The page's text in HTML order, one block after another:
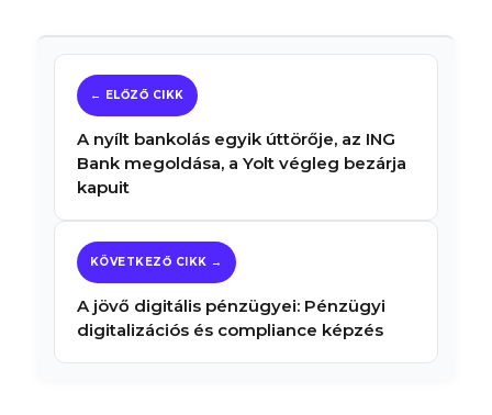
A nyílt bankolás egyik úttörője, az ING
Bank megoldása, a Yolt végleg bezárja
kapuit
A jövő digitális pénzügyei: Pénzügyi
digitalizációs és compliance képzés